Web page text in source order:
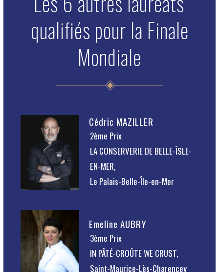
qualifiés pour la Finale
Mondiale
Cédric MAZILLER
2ème Prix
LA CONSERVERIE DE BELLE-ÎSLE-
EN-MER,
Le Palais-Belle-Île-en-Mer
Emeline AUBRY
3ème Prix
IN PÂTÉ-CROÛTE WE CRUST,
Saint-Maurice-Lès-Charencey